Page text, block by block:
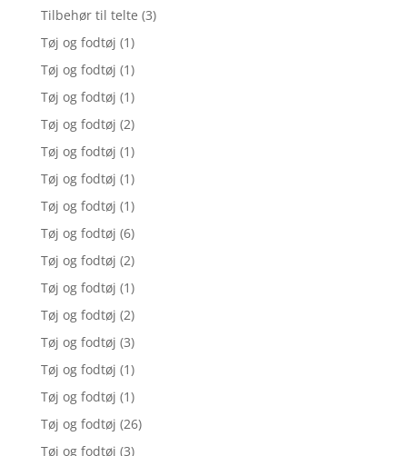
Tilbehør til telte (3)
Tøj og fodtøj (1)
Tøj og fodtøj (1)
Tøj og fodtøj (1)
Tøj og fodtøj (2)
Tøj og fodtøj (1)
Tøj og fodtøj (1)
Tøj og fodtøj (1)
Tøj og fodtøj (6)
Tøj og fodtøj (2)
Tøj og fodtøj (1)
Tøj og fodtøj (2)
Tøj og fodtøj (3)
Tøj og fodtøj (1)
Tøj og fodtøj (1)
Tøj og fodtøj (26)
Tøj og fodtøj (3)